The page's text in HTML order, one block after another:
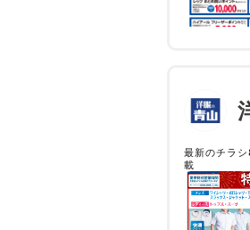
最新のチラ
載